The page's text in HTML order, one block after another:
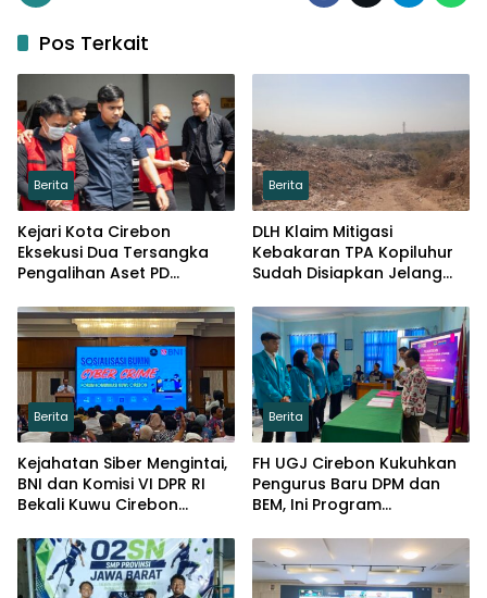
Pos Terkait
Berita
Kejari Kota Cirebon
Eksekusi Dua Tersangka
Pengalihan Aset PD
Berita
DLH Klaim Mitigasi
Kebakaran TPA Kopiluhur
Sudah Disiapkan Jelang
Berita
Kejahatan Siber Mengintai,
BNI dan Komisi VI DPR RI
Bekali Kuwu Cirebon
Berita
FH UGJ Cirebon Kukuhkan
Pengurus Baru DPM dan
BEM, Ini Program